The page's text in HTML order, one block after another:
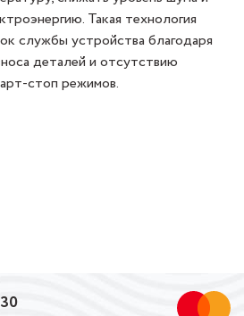
Такая технология
службы устройства благодаря
деталей и отсутствию
стоп режимов.